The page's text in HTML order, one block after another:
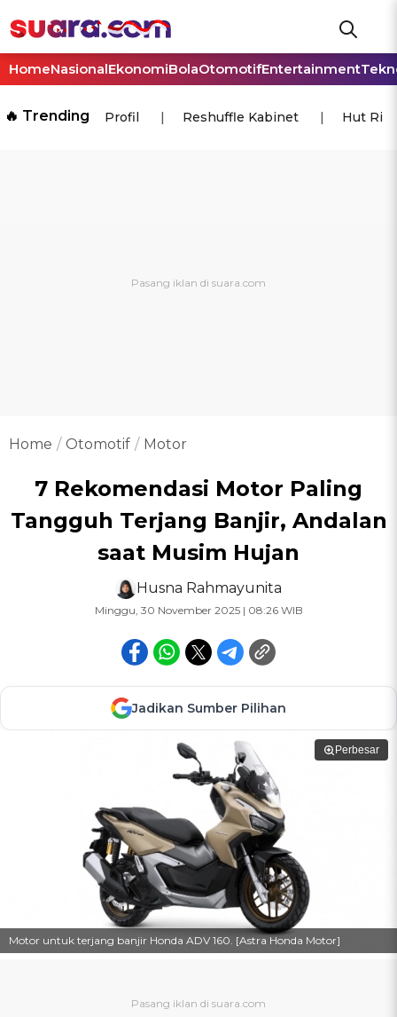
HomeNasionalEkonomiBolaOtomotifEntertainment
🔥 Trending Profil Reshuffle Kabinet Hut Ri
Home Otomotif Motor
7 Rekomendasi Motor Paling
Tangguh Terjang Banjir, Andalan
saat Musim Hujan
Husna Rahmayunita
Minggu, 30 November 2025 | 08:26 WIB
Jadikan Sumber Pilihan
Perbesar
Motor untuk terjang banjir Honda ADV 160. [Astra Honda Motor]